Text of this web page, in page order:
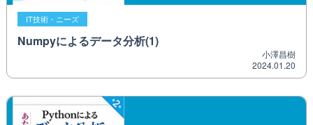
IT技術・ニーズ
Numpyによるデータ分析(1)
小澤昌樹
2024.01.20